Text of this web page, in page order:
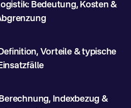
Bedeutung, Kosten &
Vorteile & typische
Indexbezug &